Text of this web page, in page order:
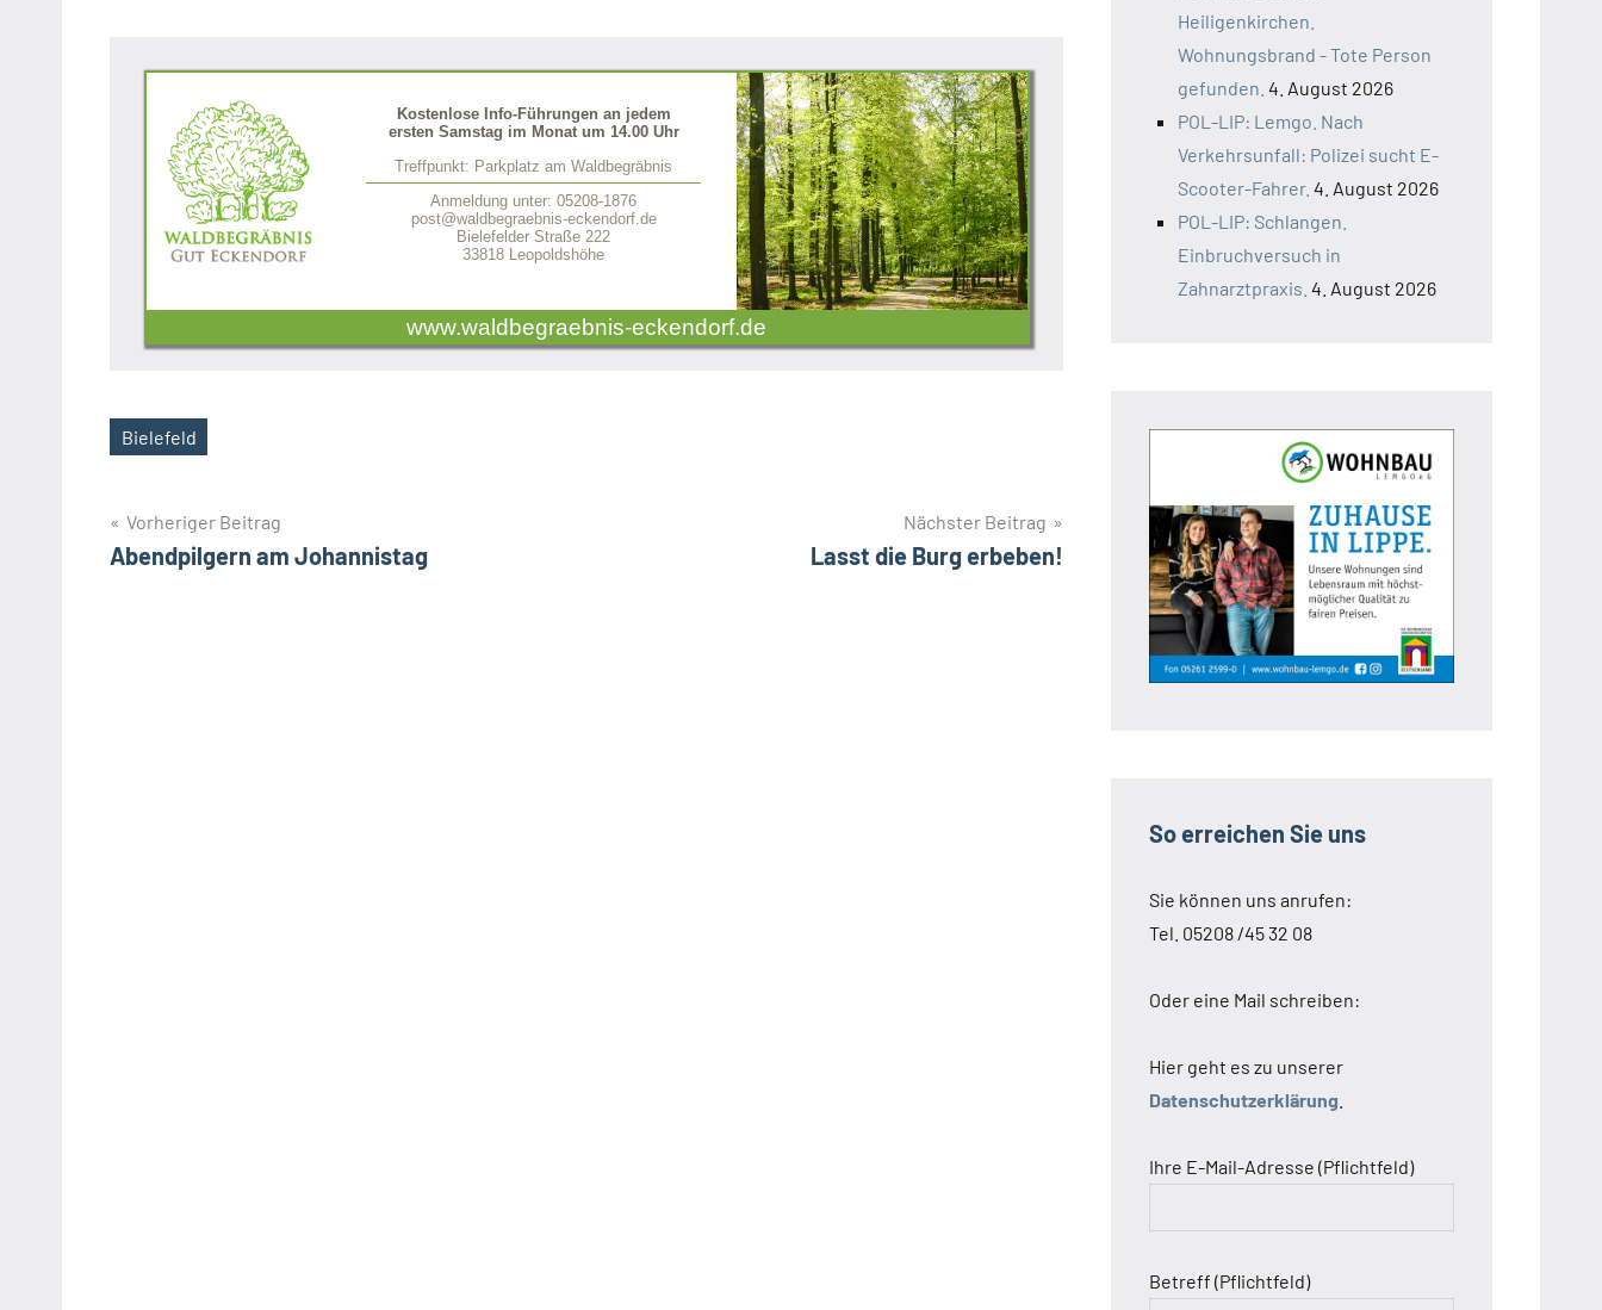
Kostenlose Info-Führungen an jedem
ersten Samstag im Monat um 14.00 Uhr
Treffpunkt: Parkplatz am Waldbegräbnis
Anmeldung unter: 05208-1876
post@waldbegraebnis-eckendorf.de
Bielefelder Straße 222
33818 Leopoldshöhe
www.waldbegraebnis-eckendorf.de
Schlagwörter
Bielefeld
Beitragsnavigation
Vorheriger Beitrag
Abendpilgern am Johannistag
Nächster Beitrag
Lasst die Burg erbeben!
Heiligenkirchen.
Wohnungsbrand - Tote Person
gefunden. 4. August 2026
POL-LIP: Lemgo. Nach
Verkehrsunfall: Polizei sucht E-
Scooter-Fahrer. 4. August 2026
POL-LIP: Schlangen.
Einbruchversuch in
Zahnarztpraxis. 4. August 2026
So erreichen Sie uns
Sie können uns anrufen:
Tel. 05208 /45 32 08
Oder eine Mail schreiben:
Hier geht es zu unserer
Datenschutzerklärung
Ihre E-Mail-Adresse (Pflichtfeld)
Betreff (Pflichtfeld)